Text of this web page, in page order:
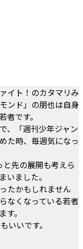
イト！のカタマリみ
ンド」の朋也は自身
です。
、「週刊少年ジャン
た時、毎週気になっ
先の展開も考えら
いました。
たかもしれません
なくなっている若者
。
いいです。